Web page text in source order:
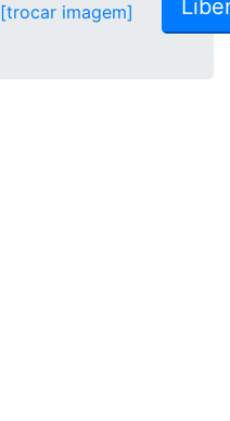
[trocar imagem]